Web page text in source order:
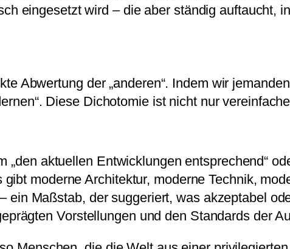
eingesetzt wird – die aber ständig auftaucht,
Abwertung der „anderen“. Indem wir
Diese Dichotomie ist nicht nur
„den aktuellen Entwicklungen entsprechend“
moderne Architektur, moderne Technik,
ein Maßstab, der suggeriert, was akzeptabel
Vorstellungen und den Standards der